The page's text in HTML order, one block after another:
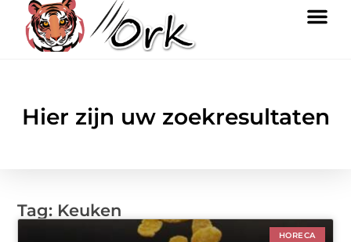
Hier zijn uw zoekresultaten
Tag: Keuken
HORECA